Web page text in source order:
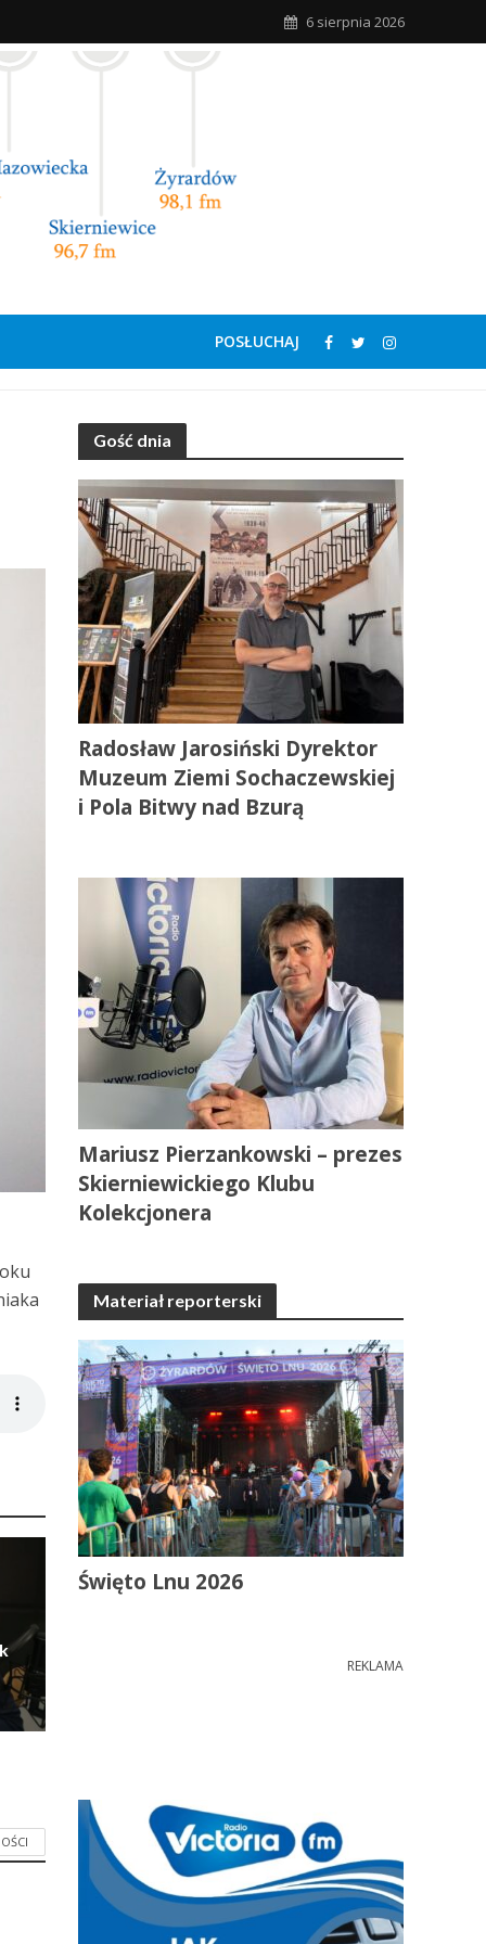
6 sierpnia 2026
POSŁUCHAJ
Gość dnia
Radosław Jarosiński Dyrektor
Muzeum Ziemi Sochaczewskiej
i Pola Bitwy nad Bzurą
Mariusz Pierzankowski – prezes
Skierniewickiego Klubu
Kolekcjonera
Materiał reporterski
Święto Lnu 2026
REKLAMA